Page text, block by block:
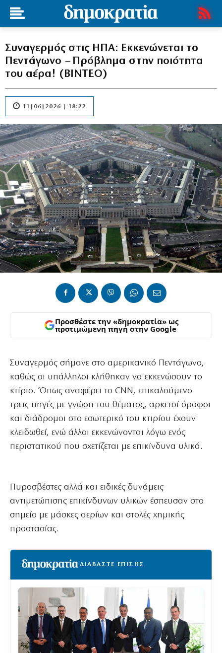
Συναγερμός στις ΗΠΑ: Εκκενώνεται το
Πεντάγωνο – Πρόβλημα στην ποιότητα
του αέρα! (ΒΙΝΤΕΟ)
11|06|2026 | 18:22
Προσθέστε την «δημοκρατία» ως
προτιμώμενη πηγή στην Google
Συναγερμός σήμανε στο αμερικανικό Πεντάγωνο,
καθώς οι υπάλληλοι κλήθηκαν να εκκενώσουν το
κτίριο. Όπως αναφέρει το CNN, επικαλούμενο
τρεις πηγές με γνώση του θέματος, αρκετοί όροφοι
και διάδρομοι στο εσωτερικό του κτιρίου έχουν
κλειδωθεί, ενώ άλλοι εκκενώνονται λόγω ενός
περιστατικού που σχετίζεται με επικίνδυνα υλικά.
Πυροσβέστες αλλά και ειδικές δυνάμεις
αντιμετώπισης επικίνδυνων υλικών έσπευσαν στο
σημείο με μάσκες αερίων και στολές χημικής
προστασίας.
ΔΙΑΒΑΣΤΕ ΕΠΙΣΗΣ